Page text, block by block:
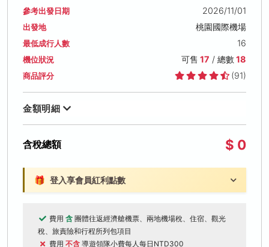
參考出發日期 2026/11/01
出發地 桃園國際機場
最低成行人數 16
機位狀況 可售 17 / 總數18
商品評分 (91)
金額明細
含稅總額 $ 0
🎁 登入享會員紅利點數
費用 含 團體往返經濟艙機票、兩地機場稅、住宿、觀光
稅、旅責險和行程所列包項目
費用 不含 導遊領隊小費每人每日NTD300